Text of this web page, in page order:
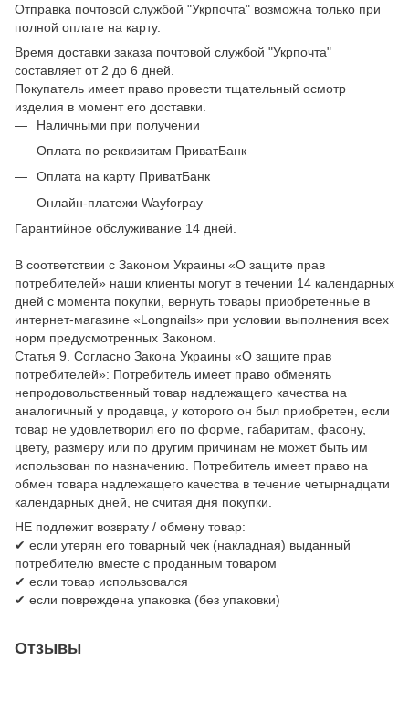
Отправка почтовой службой "Укрпочта" возможна только при
полной оплате на карту.
Время доставки заказа почтовой службой "Укрпочта"
составляет от 2 до 6 дней.
Покупатель имеет право провести тщательный осмотр
изделия в момент его доставки.
Наличными при получении
Оплата по реквизитам ПриватБанк
Оплата на карту ПриватБанк
Онлайн-платежи Wayforpay
Гарантийное обслуживание 14 дней.
В соответствии с Законом Украины «О защите прав
потребителей» наши клиенты могут в течении 14 календарных
дней с момента покупки, вернуть товары приобретенные в
интернет-магазине «Longnails» при условии выполнения всех
норм предусмотренных Законом.
Статья 9. Согласно Закона Украины «О защите прав
потребителей»: Потребитель имеет право обменять
непродовольственный товар надлежащего качества на
аналогичный у продавца, у которого он был приобретен, если
товар не удовлетворил его по форме, габаритам, фасону,
цвету, размеру или по другим причинам не может быть им
использован по назначению. Потребитель имеет право на
обмен товара надлежащего качества в течение четырнадцати
календарных дней, не считая дня покупки.
НЕ подлежит возврату / обмену товар:
✔ если утерян его товарный чек (накладная) выданный
потребителю вместе с проданным товаром
✔ если товар использовался
✔ если повреждена упаковка (без упаковки)
Отзывы